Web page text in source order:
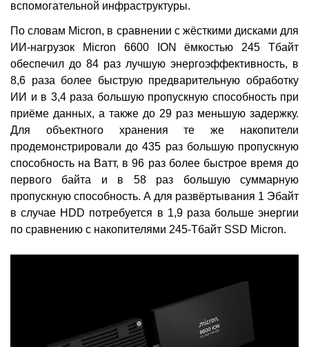
вспомогательной инфраструктуры.
По словам Micron, в сравнении с жёсткими дисками для
ИИ-нагрузок Micron 6600 ION ёмкостью 245 Тбайт
обеспечил до 84 раз лучшую энергоэффективность, в
8,6 раза более быструю предварительную обработку
ИИ и в 3,4 раза большую пропускную способность при
приёме данных, а также до 29 раз меньшую задержку.
Для объектного хранения те же накопители
продемонстрировали до 435 раз большую пропускную
способность на Ватт, в 96 раз более быстрое время до
первого байта и в 58 раз большую суммарную
пропускную способность. А для развёртывания 1 Эбайт
в случае HDD потребуется в 1,9 раза больше энергии
по сравнению с накопителями 245-Тбайт SSD Micron.